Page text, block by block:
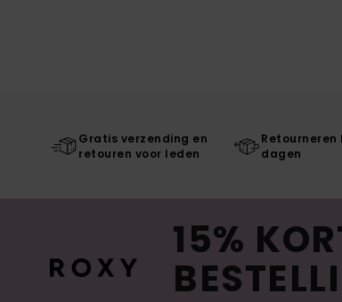
Gratis verzending en
retouren voor leden
Retourneren
dagen
15%